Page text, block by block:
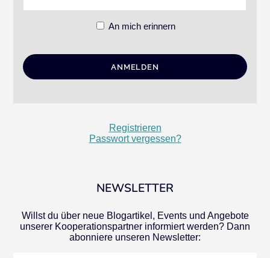
An mich erinnern
Registrieren
Passwort vergessen?
NEWSLETTER
Willst du über neue Blogartikel, Events und Angebote
unserer Kooperationspartner informiert werden? Dann
abonniere unseren Newsletter: